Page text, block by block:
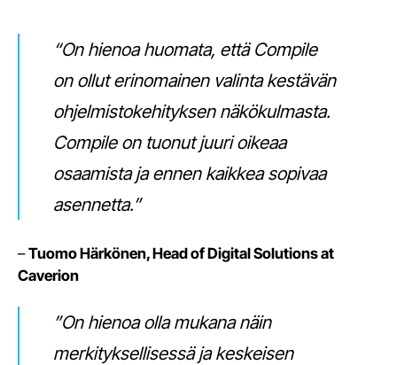
“On hienoa huomata, että Compile
on ollut erinomainen valinta kestävän
ohjelmistokehityksen näkökulmasta.
Compile on tuonut juuri oikeaa
osaamista ja ennen kaikkea sopivaa
asennetta.”
–Tuomo Härkönen, Head of Digital Solutions at
Caverion
”On hienoa olla mukana näin
merkityksellisessä ja keskeisen